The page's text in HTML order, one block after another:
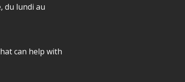
du lundi au
can help with